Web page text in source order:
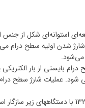
استوانه‌ای شکل از جنس
شارژ شدن اولیه سطح درام
می‌شود.
بایستی از بار الکتریکی
شود. عملیات شارژ سطح